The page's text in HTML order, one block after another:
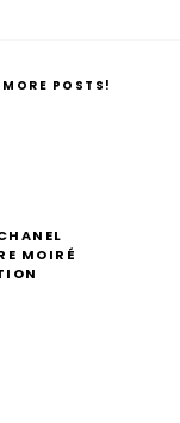
POSTS!
MOIRÉ